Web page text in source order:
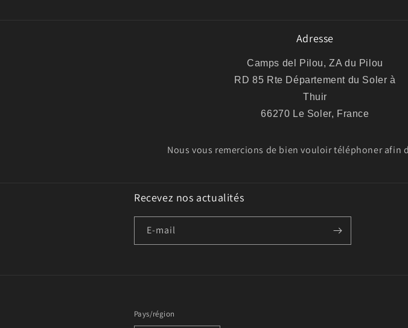
Adresse
Camps del Pilou, ZA du Pilou
RD 85 Rte Département du Soler à
Thuir
66270 Le Soler, France
Nous vous remercions de bien vouloir téléphoner afin
Recevez nos actualités
E-mail
Pays/région